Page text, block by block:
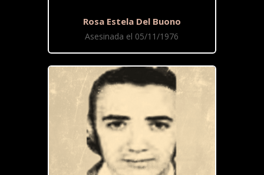
Rosa Estela Del Buono
Asesinada el 05/11/1976